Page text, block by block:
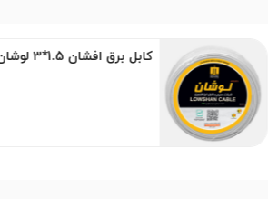
کابل برق افشان 1.5*3 لوشان